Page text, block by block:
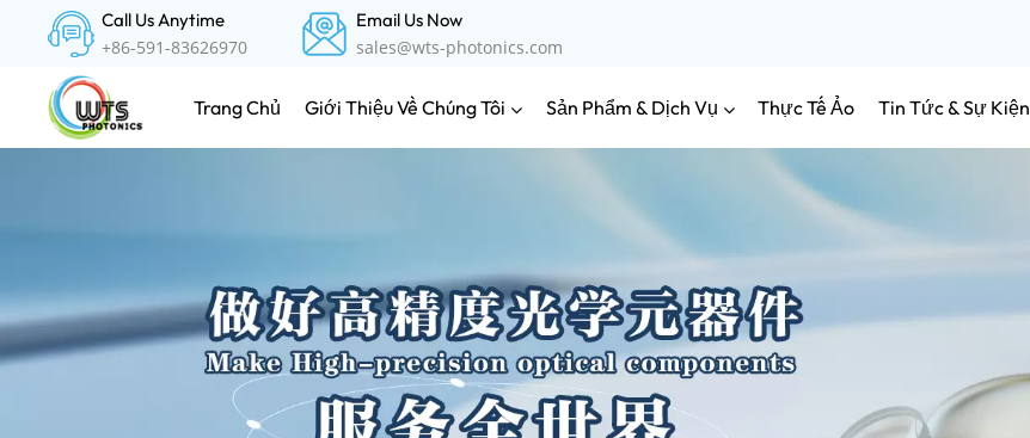
Call Us Anytime
+86-591-83626970
Email Us Now
sales@wts-photonics.com
Trang Chủ Giới Thiệu Về Chúng Tôi Sản Phẩm & Dịch Vụ Thực Tế Ảo Tin Tức & Sự Kiện